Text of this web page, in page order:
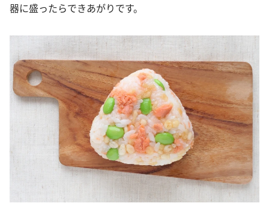
器に盛ったらできあがりです。